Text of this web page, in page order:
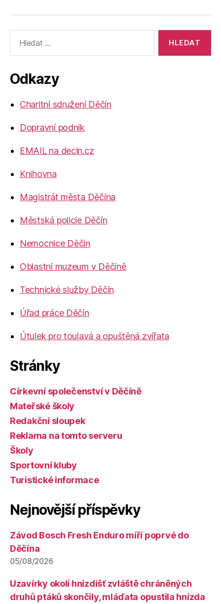
vyhledávání:
Odkazy
Charitní sdružení Děčín
Dopravní podnik
EMAIL na decin.cz
Knihovna
Magistrát města Děčína
Městská policie Děčín
Nemocnice Děčín
Oblastní muzeum v Děčíně
Technické služby Děčín
Úřad práce Děčín
Útulek pro toulavá a opuštěná zvířata
Stránky
Církevní společenství v Děčíně
Mateřské školy
Redakční sloupek
Reklama na tomto serveru
Školy
Sportovní kluby
Turistické informace
Nejnovější příspěvky
Závod Bosch Fresh Enduro míří poprvé do
Děčína
05/08/2026
Uzavírky okolí hnízdišť zvláště chráněných
druhů ptáků skončily, mláďata opustila hnízda